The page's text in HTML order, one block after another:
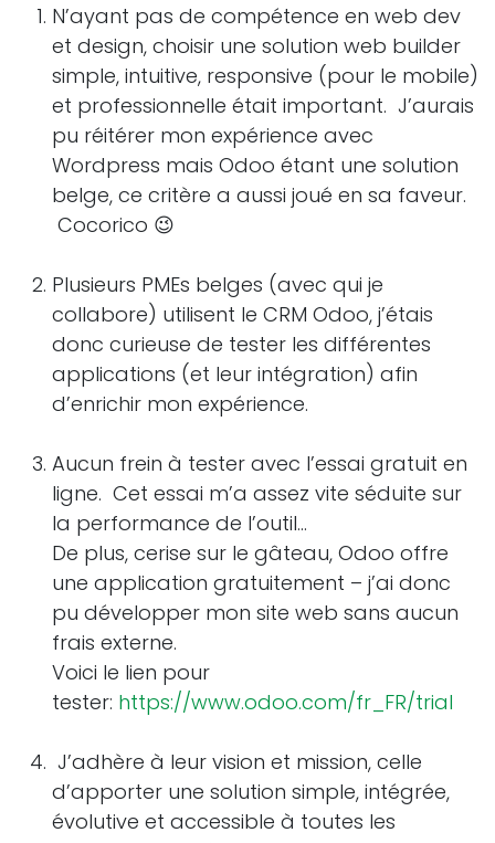
N’ayant pas de compétence en web dev
et design, choisir une solution web builder
simple, intuitive, responsive (pour le mobile)
et professionnelle était important. J’aurais
pu réitérer mon expérience avec
Wordpress mais Odoo étant une solution
belge, ce critère a aussi joué en sa faveur.
Cocorico 😉
Plusieurs PMEs belges (avec qui je
collabore) utilisent le CRM Odoo, j’étais
donc curieuse de tester les différentes
applications (et leur intégration) afin
d’enrichir mon expérience.
Aucun frein à tester avec l’essai gratuit en
ligne. Cet essai m’a assez vite séduite sur
la performance de l’outil…
De plus, cerise sur le gâteau, Odoo offre
une application gratuitement – j’ai donc
pu développer mon site web sans aucun
frais externe.
Voici le lien pour
tester: https://www.odoo.com/fr_FR/trial
J’adhère à leur vision et mission, celle
d’apporter une solution simple, intégrée,
évolutive et accessible à toutes les